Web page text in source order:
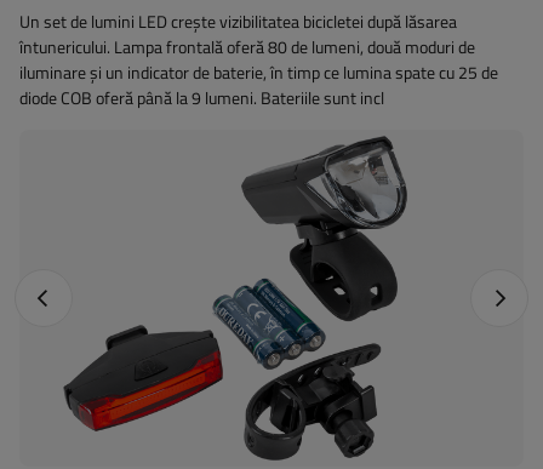
Un set de lumini LED crește vizibilitatea bicicletei după lăsarea
întunericului. Lampa frontală oferă 80 de lumeni, două moduri de
iluminare și un indicator de baterie, în timp ce lumina spate cu 25 de
diode COB oferă până la 9 lumeni. Bateriile sunt incl
Fotografia anterioară